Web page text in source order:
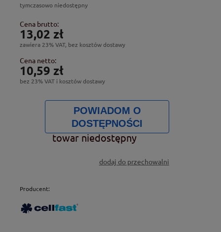
tymczasowo niedostępny
Cena brutto:
13,02 zł
zawiera 23% VAT, bez kosztów dostawy
Cena netto:
10,59 zł
bez 23% VAT i kosztów dostawy
POWIADOM O
DOSTĘPNOŚCI
towar niedostępny
dodaj do przechowalni
Producent: